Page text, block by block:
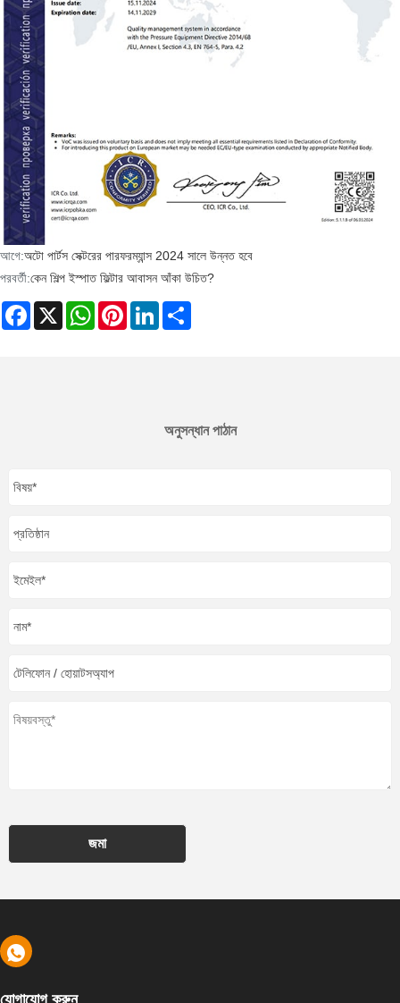
আগে:অটো পার্টস সেক্টরের পারফরম্যান্স 2024 সালে উন্নত হবে
পরবর্তী:কেন শিল্প ইস্পাত ফিল্টার আবাসন আঁকা উচিত?
Facebook
X WhatsAppPinterestLinkedIn
অনুসন্ধান পাঠান
জমা
যোগাযোগ করুন